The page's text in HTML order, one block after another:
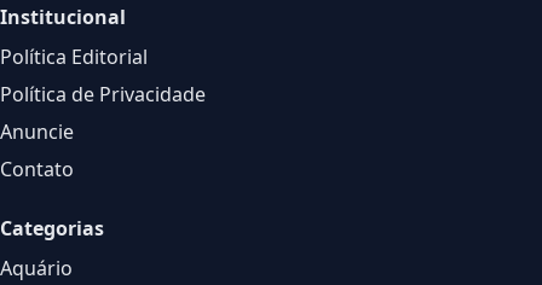
Institucional
Política Editorial
Política de Privacidade
Anuncie
Contato
Categorias
Aquário